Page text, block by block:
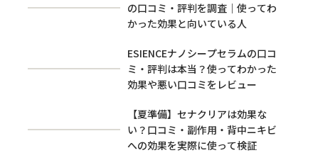
の口コミ・評判を調査｜使ってわ
かった効果と向いている人
ESIENCEナノシープセラムの口コ
ミ・評判は本当？使ってわかった
効果や悪い口コミをレビュー
【夏準備】セナクリアは効果な
い？口コミ・副作用・背中ニキビ
への効果を実際に使って検証